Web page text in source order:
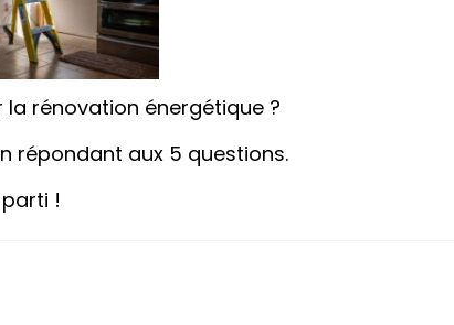
rénovation énergétique ?
répondant aux 5 questions.
!